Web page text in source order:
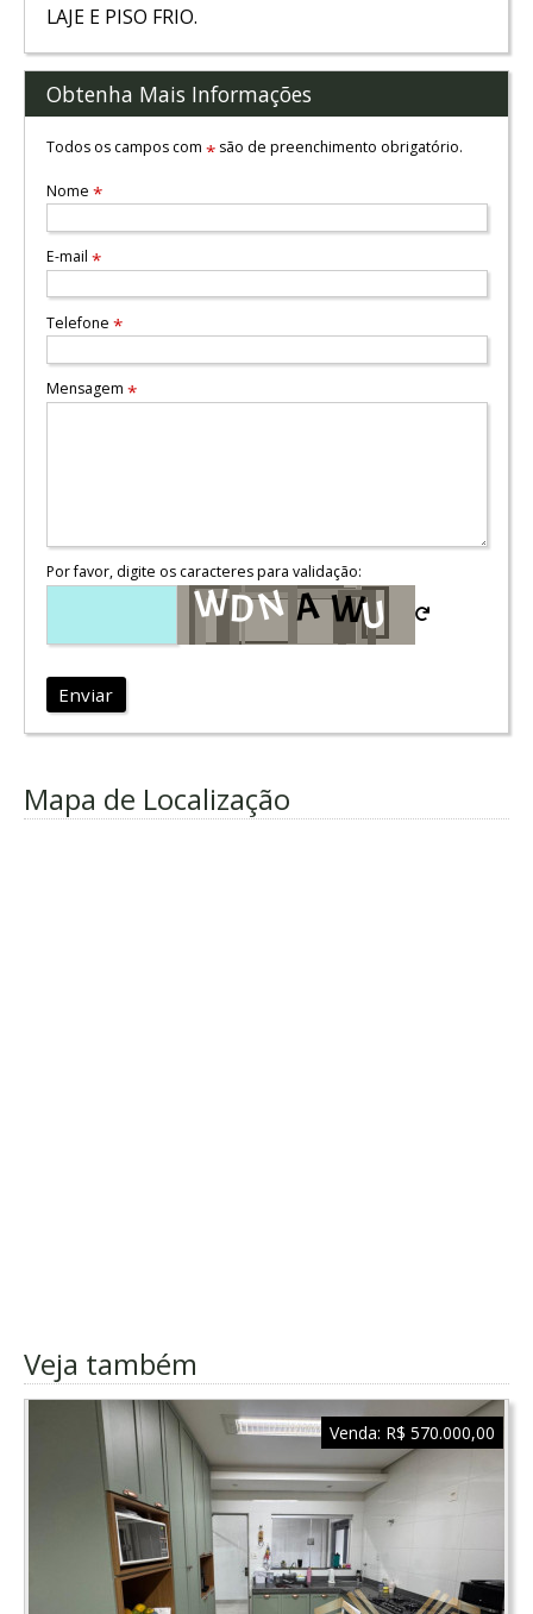
LAJE E PISO FRIO.
Obtenha Mais Informações
Todos os campos com *são de preenchimento obrigatório.
Nome *
E-mail *
Telefone *
Mensagem *
Por favor, digite os caracteres para validação:
Enviar
Mapa de Localização
Veja também
Venda: R$ 570.000,00